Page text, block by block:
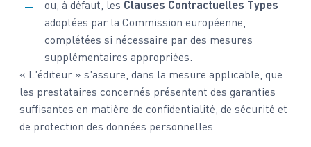
ou, à défaut, les Clauses Contractuelles Types
adoptées par la Commission européenne,
complétées si nécessaire par des mesures
supplémentaires appropriées.
« L'éditeur » s'assure, dans la mesure applicable, que
les prestataires concernés présentent des garanties
suffisantes en matière de confidentialité, de sécurité et
de protection des données personnelles.